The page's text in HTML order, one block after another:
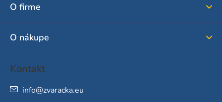
O firme
O nákupe
Kontakt
info@zvaracka.eu